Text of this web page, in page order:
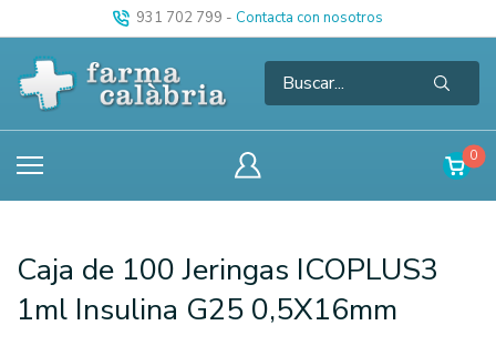
931 702 799 - Contacta con nosotros
0
Caja de 100 Jeringas ICOPLUS3
1ml Insulina G25 0,5X16mm